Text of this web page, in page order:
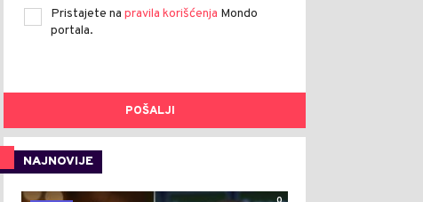
Pristajete na pravila korišćenja Mondo
portala.
POŠALJI
NAJNOVIJE